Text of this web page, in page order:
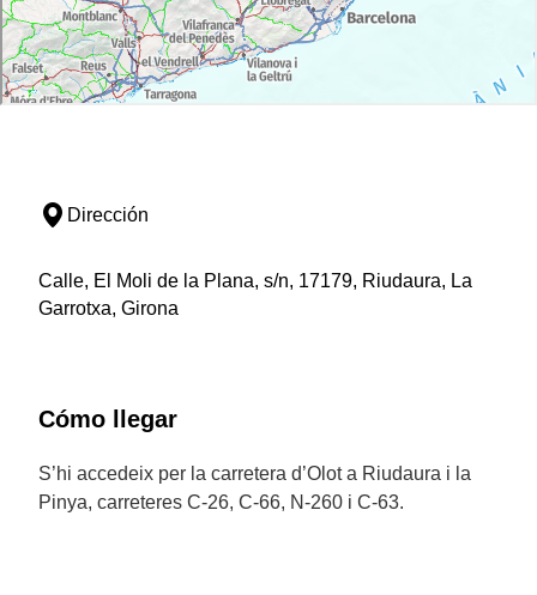
Dirección
Calle, El Moli de la Plana, s/n, 17179, Riudaura, La
Garrotxa, Girona
Cómo llegar
S’hi accedeix per la carretera d’Olot a Riudaura i la
Pinya, carreteres C-26, C-66, N-260 i C-63.